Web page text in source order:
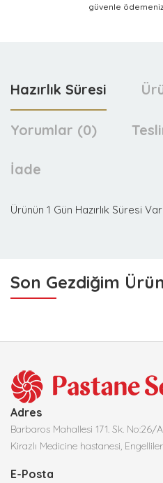
güvenle
Hazırlık Süresi
Yorumlar (0)
İade
Ürünün 1 Gün Hazırlık Süresi
Son Gezdiğim
Adres
Barbaros Mahallesi 171. Sk.
Kirazlı Medicine hastanesi,
E-Posta